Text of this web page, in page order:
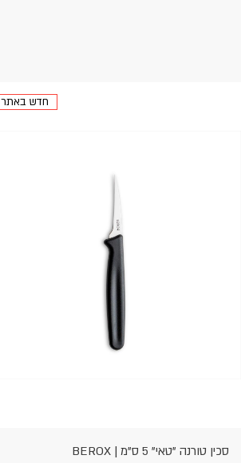
חדש באתר
סכין טורנה "טאי" 5 ס"מ | BEROX